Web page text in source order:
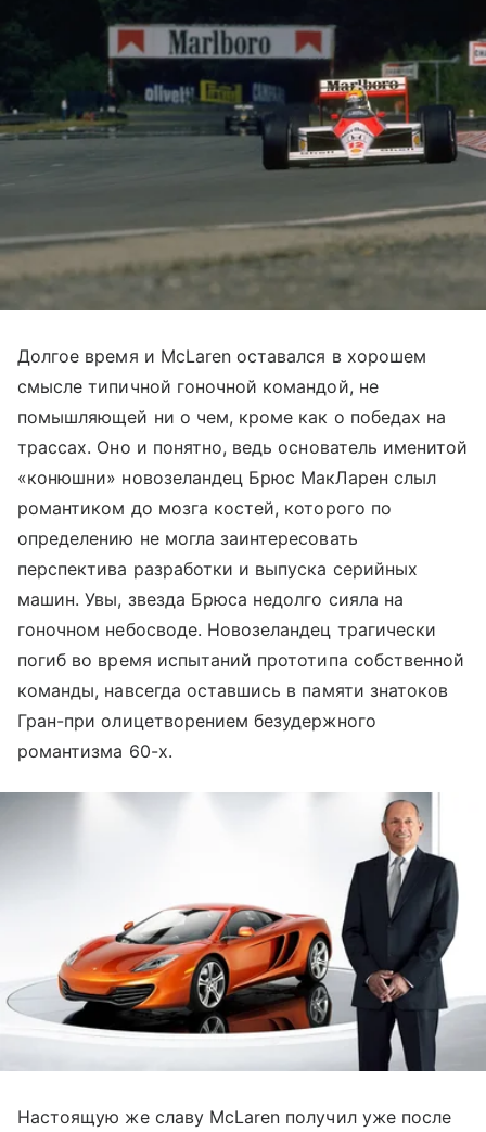
Долгое время и MсLaren оставался в хорошем
смысле типичной гоночной командой, не
помышляющей ни о чем, кроме как о победах на
трассах. Оно и понятно, ведь основатель именитой
«конюшни» новозеландец Брюс МакЛарен слыл
романтиком до мозга костей, которого по
определению не могла заинтересовать
перспектива разработки и выпуска серийных
машин. Увы, звезда Брюса недолго сияла на
гоночном небосводе. Новозеландец трагически
погиб во время испытаний прототипа собственной
команды, навсегда оставшись в памяти знатоков
Гран-при олицетворением безудержного
романтизма 60-х.
Настоящую же славу McLaren получил уже после